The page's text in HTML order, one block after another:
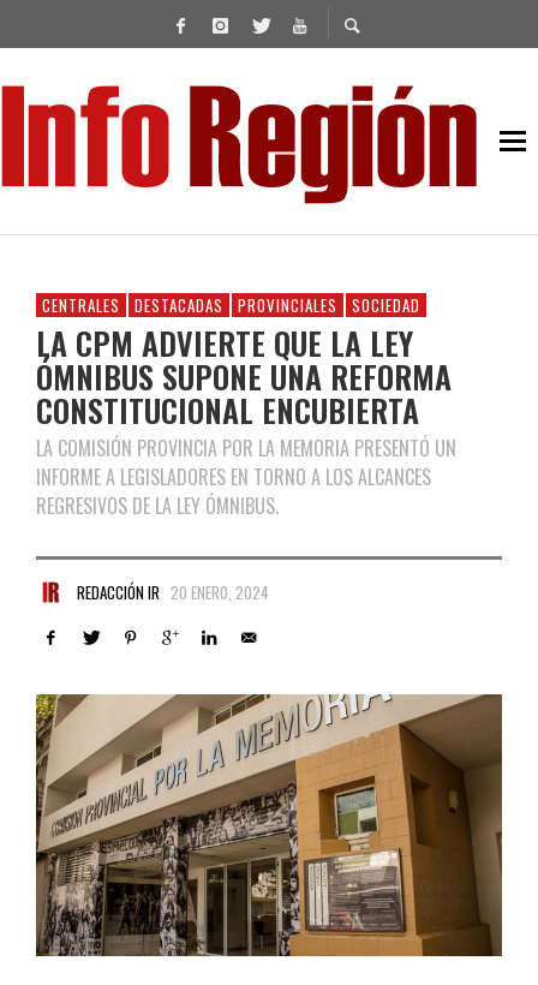
CENTRALES DESTACADAS PROVINCIALES SOCIEDAD
LA CPM ADVIERTE QUE LA LEY
ÓMNIBUS SUPONE UNA REFORMA
CONSTITUCIONAL ENCUBIERTA
LA COMISIÓN PROVINCIA POR LA MEMORIA PRESENTÓ UN
INFORME A LEGISLADORES EN TORNO A LOS ALCANCES
REGRESIVOS DE LA LEY ÓMNIBUS.
REDACCIÓN IR 20 ENERO, 2024